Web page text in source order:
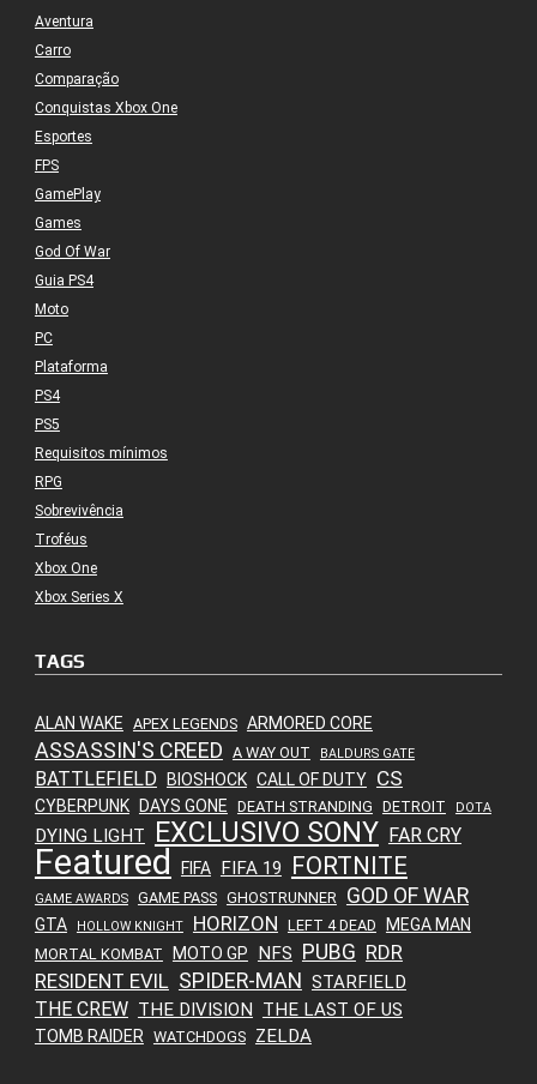
Aventura
Carro
Comparação
Conquistas Xbox One
Esportes
FPS
GamePlay
Games
God Of War
Guia PS4
Moto
PC
Plataforma
PS4
PS5
Requisitos mínimos
RPG
Sobrevivência
Troféus
Xbox One
Xbox Series X
TAGS
ALAN WAKE APEX LEGENDS ARMORED CORE
ASSASSIN'S CREED A WAY OUT BALDURS GATE
BATTLEFIELD BIOSHOCK CALL OF DUTY CS
CYBERPUNK DAYS GONE DEATH STRANDING DETROIT DOTA
DYING LIGHT EXCLUSIVO SONY FAR CRY
Featured FIFA FIFA 19 FORTNITE
GAME AWARDS GAME PASS GHOSTRUNNER GOD OF WAR
GTA HOLLOW KNIGHT HORIZON LEFT 4 DEAD MEGA MAN
MORTAL KOMBAT MOTO GP NFS PUBG RDR
RESIDENT EVIL SPIDER-MAN STARFIELD
THE CREW THE DIVISION THE LAST OF US
TOMB RAIDER WATCHDOGS ZELDA